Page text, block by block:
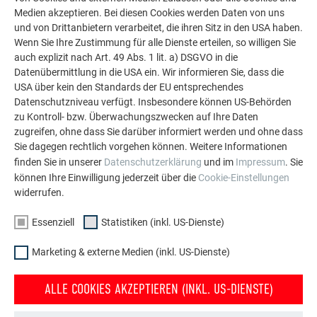
Die PREFA Referenzgalerie zeigt, wie vielseitig
Aluminium eingesetzt werden kann. Entdecken Sie
weitere beeindruckende Projekte mit den langlebigen
PREFA Aluminiumlösungen für Dach, Solar und
Fassade.
MEHR REFERENZEN ANSEHEN
Medien akzeptieren. Bei diesen Cookies werden Daten von uns
und von Drittanbietern verarbeitet, die ihren Sitz in den USA haben.
Wenn Sie Ihre Zustimmung für alle Dienste erteilen, so willigen Sie
auch explizit nach Art. 49 Abs. 1 lit. a) DSGVO in die
Datenübermittlung in die USA ein. Wir informieren Sie, dass die
USA über kein den Standards der EU entsprechendes
Datenschutzniveau verfügt. Insbesondere können US-Behörden
zu Kontroll- bzw. Überwachungszwecken auf Ihre Daten
zugreifen, ohne dass Sie darüber informiert werden und ohne dass
Sie dagegen rechtlich vorgehen können. Weitere Informationen
finden Sie in unserer Datenschutzerklärung und im Impressum. Sie
können Ihre Einwilligung jederzeit über die Cookie-Einstellungen
widerrufen.
Essenziell Statistiken (inkl. US-Dienste)
Marketing & externe Medien (inkl. US-Dienste)
ALLE COOKIES AKZEPTIEREN (INKL. US-DIENSTE)